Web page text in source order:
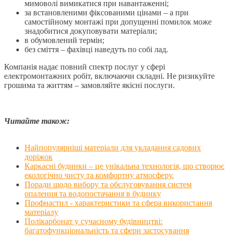
мимоволі вимикатися при навантаженні;
за встановленими фіксованими цінами – а при
самостійному монтажі при допущенні помилок може
знадобитися докуповувати матеріали;
в обумовлений термін;
без сміття – фахівці наведуть по собі лад.
Компанія надає повний спектр послуг у сфері
електромонтажних робіт, включаючи складні. Не ризикуйте
грошима та життям – замовляйте якісні послуги.
Читайте також:
Найпопулярніші матеріали для укладання садових
доріжок
Каркасні будинки – це унікальна технологія, що створює
екологічно чисту та комфортну атмосферу.
Поради щодо вибору та обслуговування систем
опалення та водопостачання в будинку
Профнастил - характеристики та сфера використання
матеріалу
Полікарбонат у сучасному будівництві:
багатофункціональність та сфери застосування